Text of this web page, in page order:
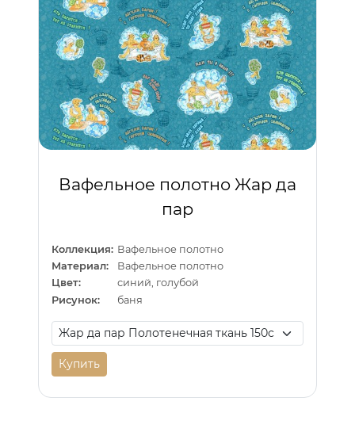
Вафельное полотно Жар да
пар
Коллекция: Вафельное полотно
Материал:
Вафельное полотно
Цвет:
синий, голубой
Рисунок:
баня
Купить